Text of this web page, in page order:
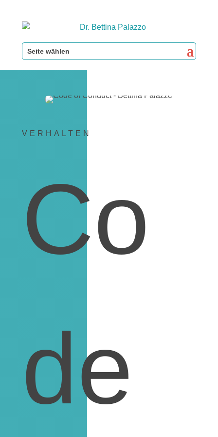
Seite wählen
VERHALTEN
Co
de